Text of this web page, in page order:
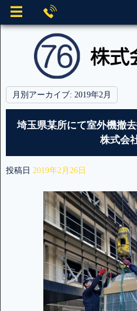
月別アーカイブ: 2019年2月
埼玉県某所にて室外機撤
株式会
投稿日 2019年2月26日